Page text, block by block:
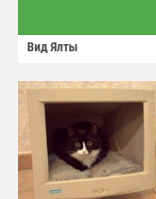
Вид Ялты